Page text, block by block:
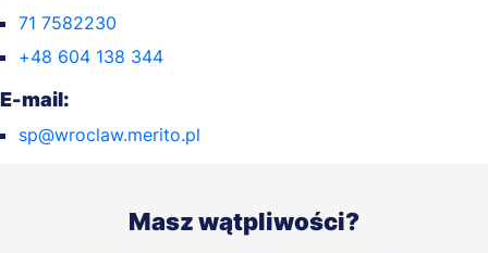
71 7582230
+48 604 138 344
E-mail:
sp@wroclaw.merito.pl
Masz wątpliwości?